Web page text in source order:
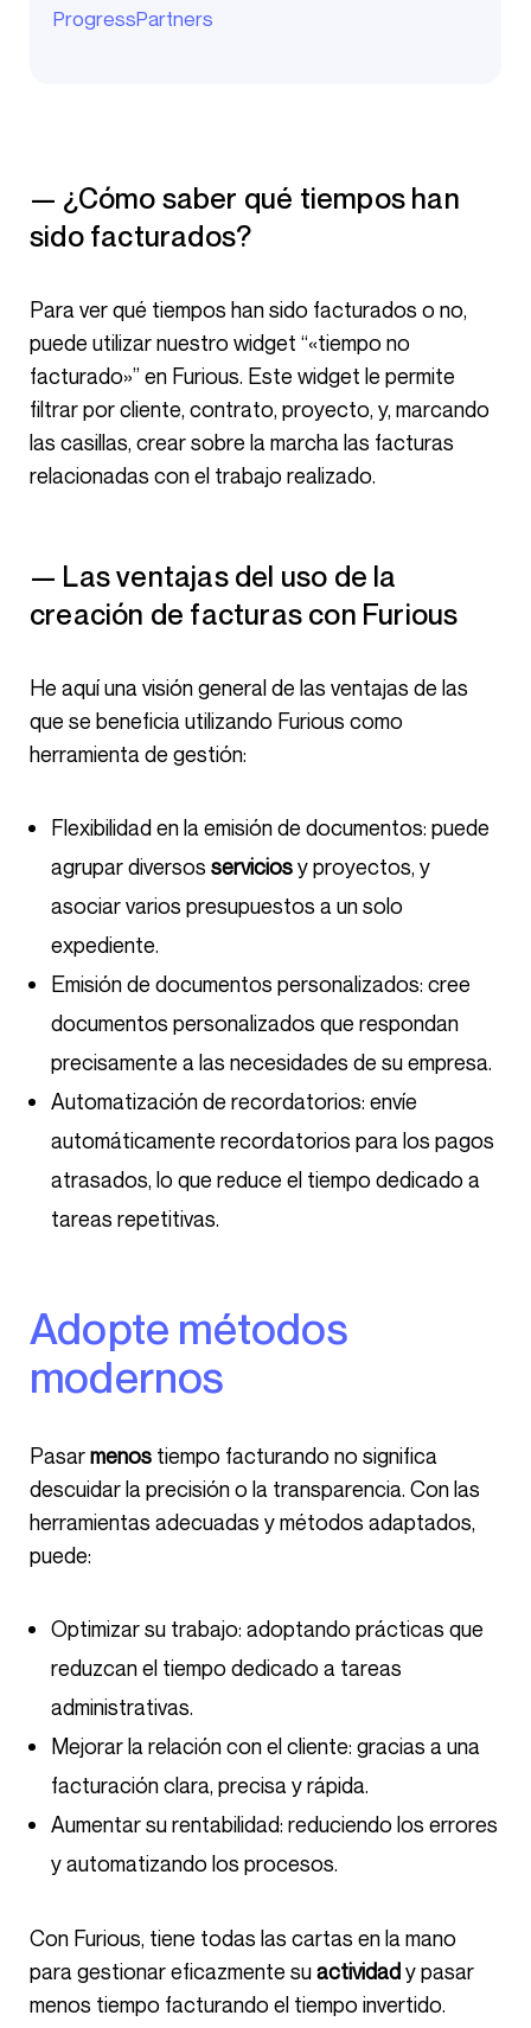
ProgressPartners
— ¿Cómo saber qué tiempos han
sido facturados?
Para ver qué tiempos han sido facturados o no,
puede utilizar nuestro widget “«tiempo no
facturado»” en Furious. Este widget le permite
filtrar por cliente, contrato, proyecto, y, marcando
las casillas, crear sobre la marcha las facturas
relacionadas con el trabajo realizado.
— Las ventajas del uso de la
creación de facturas con Furious
He aquí una visión general de las ventajas de las
que se beneficia utilizando Furious como
herramienta de gestión:
Flexibilidad en la emisión de documentos: puede
agrupar diversos serviciosy proyectos, y
asociar varios presupuestos a un solo
expediente.
Emisión de documentos personalizados: cree
documentos personalizados que respondan
precisamente a las necesidades de su empresa.
Automatización de recordatorios: envíe
automáticamente recordatorios para los pagos
atrasados, lo que reduce el tiempo dedicado a
tareas repetitivas.
Adopte métodos
modernos
Pasarmenos tiempo facturando no significa
descuidar la precisión o la transparencia. Con las
herramientas adecuadas y métodos adaptados,
puede:
Optimizar su trabajo: adoptando prácticas que
reduzcan el tiempo dedicado a tareas
administrativas.
Mejorar la relación con el cliente: gracias a una
facturación clara, precisa y rápida.
Aumentar su rentabilidad: reduciendo los errores
y automatizando los procesos.
Con Furious, tiene todas las cartas en la mano
para gestionar eficazmente suactividady pasar
menos tiempo facturando el tiempo invertido.